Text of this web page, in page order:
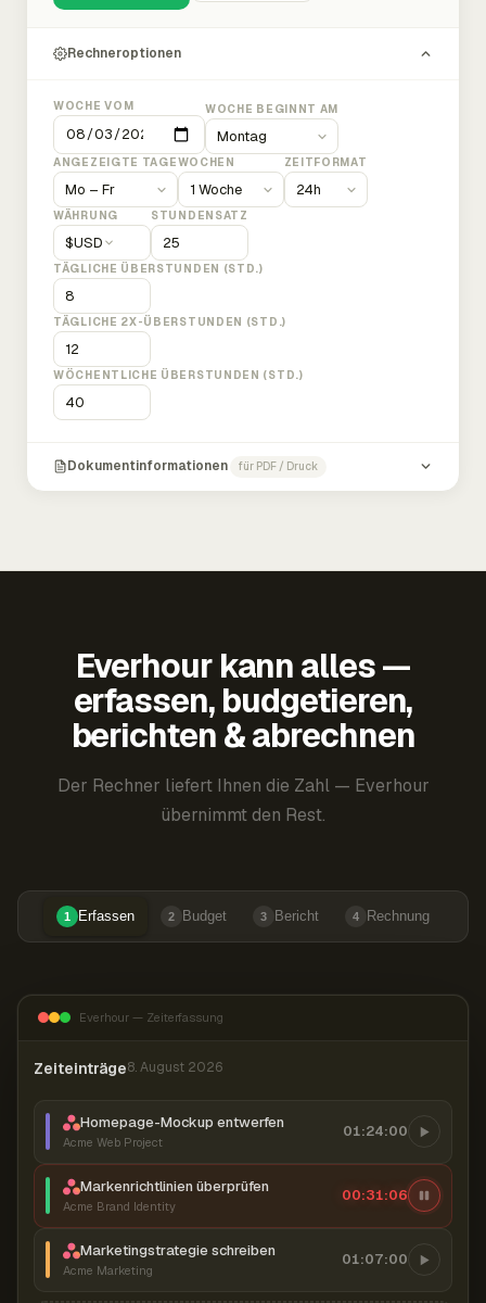
Rechneroptionen
WOCHE VOM WOCHE BEGINNT AM
ANGEZEIGTE TAGEWOCHEN ZEITFORMAT
WÄHRUNG
$USD
STUNDENSATZ
TÄGLICHE ÜBERSTUNDEN (STD.)
TÄGLICHE 2X-ÜBERSTUNDEN (STD.)
WÖCHENTLICHE ÜBERSTUNDEN (STD.)
Dokumentinformationen für PDF / Druck
Everhour kann alles —
erfassen, budgetieren,
berichten & abrechnen
Der Rechner liefert Ihnen die Zahl — Everhour
übernimmt den Rest.
1 Erfassen 2 Budget 3 Bericht 4 Rechnung
Everhour — Zeiterfassung
Zeiteinträge8. August 2026
Homepage-Mockup entwerfen
Acme Web Project
01:24:00
Markenrichtlinien überprüfen
Acme Brand Identity
00:31:07
Marketingstrategie schreiben
Acme Marketing
01:07:00